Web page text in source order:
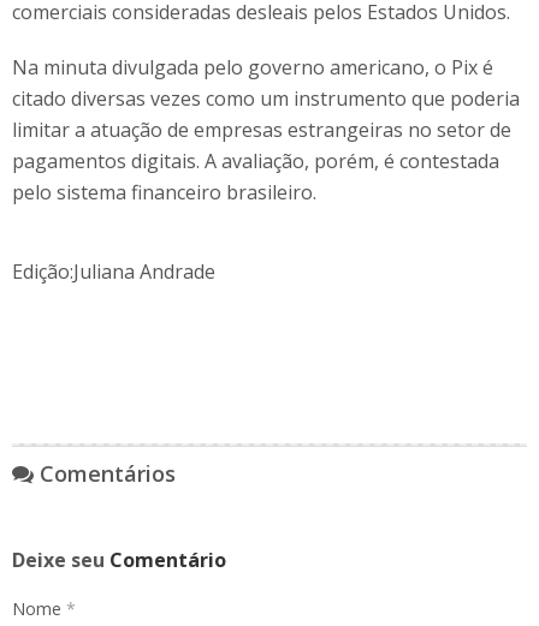
comerciais consideradas desleais pelos Estados Unidos.
Na minuta divulgada pelo governo americano, o Pix é
citado diversas vezes como um instrumento que poderia
limitar a atuação de empresas estrangeiras no setor de
pagamentos digitais. A avaliação, porém, é contestada
pelo sistema financeiro brasileiro.
Edição:Juliana Andrade
Comentários
Deixe seu Comentário
Nome *